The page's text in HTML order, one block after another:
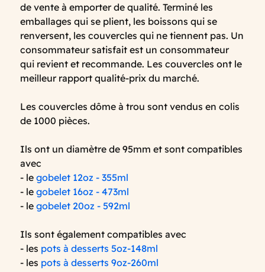
de vente à emporter de qualité. Terminé les
emballages qui se plient, les boissons qui se
renversent, les couvercles qui ne tiennent pas. Un
consommateur satisfait est un consommateur
qui revient et recommande. Les couvercles ont le
meilleur rapport qualité-prix du marché.
Les couvercles dôme à trou sont vendus en colis
de 1000 pièces.
Ils ont un diamètre de 95mm et sont compatibles
avec
- le gobelet 12oz - 355ml
- le gobelet 16oz - 473ml
- le gobelet 20oz - 592ml
Ils sont également compatibles avec
- les pots à desserts 5oz-148ml
- les pots à desserts 9oz-260ml